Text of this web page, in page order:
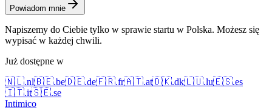
Powiadom mnie
Napiszemy do Ciebie tylko w sprawie startu w Polska. Możesz się
wypisać w każdej chwili.
Już dostępne w
🇳🇱.nl🇧🇪.be🇩🇪.de🇫🇷.fr🇦🇹.at🇩🇰.dk🇱🇺.lu🇪🇸.es
🇮🇹.it🇸🇪.se
Intimico